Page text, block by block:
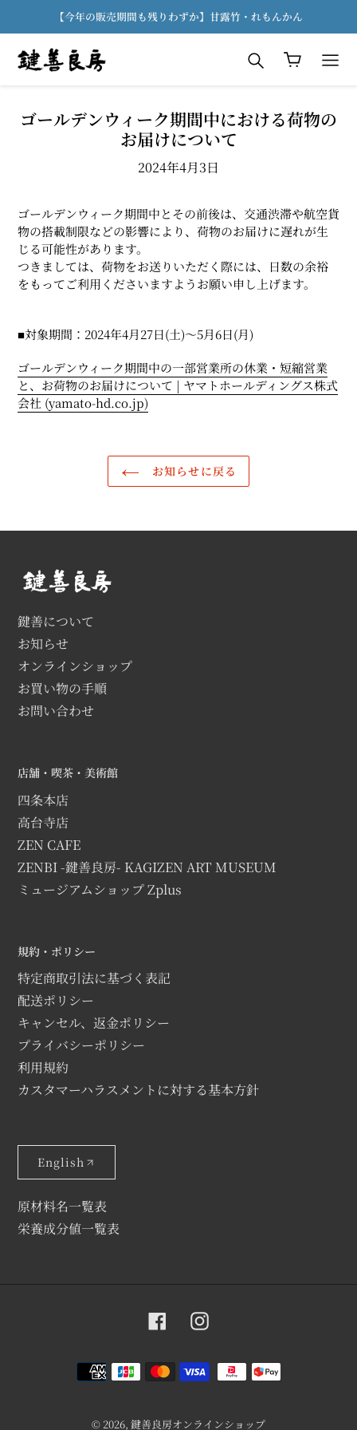
【今年の販売期間も残りわずか】甘露竹・れもんかん
検索 カート
ゴールデンウィーク期間中における荷物の
お届けについて
2024年4月3日
ゴールデンウィーク期間中とその前後は、交通渋滞や航空貨
物の搭載制限などの影響により、荷物のお届けに遅れが生
じる可能性があります。
つきましては、荷物をお送りいただく際には、日数の余裕
をもってご利用くださいますようお願い申し上げます。
■対象期間：2024年4月27日(土)〜5月6日(月)
ゴールデンウィーク期間中の一部営業所の休業・短縮営業
と、お荷物のお届けについて | ヤマトホールディングス株式
会社 (yamato-hd.co.jp)
お知らせに戻る
鍵善について
お知らせ
オンラインショップ
お買い物の手順
お問い合わせ
店舗・喫茶・美術館
四条本店
高台寺店
ZEN CAFE
ZENBI -鍵善良房- KAGIZEN ART MUSEUM
ミュージアムショップ Zplus
規約・ポリシー
特定商取引法に基づく表記
配送ポリシー
キャンセル、返金ポリシー
プライバシーポリシー
利用規約
カスタマーハラスメントに対する基本方針
English
原材料名一覧表
栄養成分値一覧表
FacebookInstagram
決
済
法
© 2026, 鍵善良房オンラインショップ